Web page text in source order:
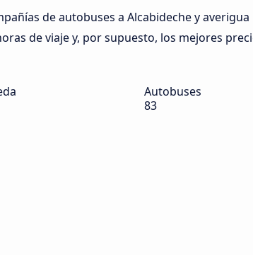
de autobuses a Alcabideche y
de viaje y, por supuesto, los mejores
Autobuses
83